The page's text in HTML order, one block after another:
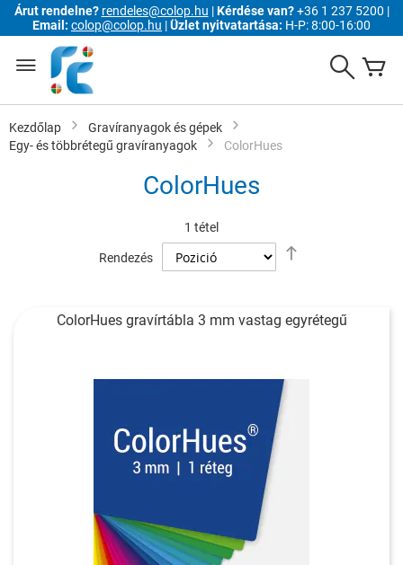
Árut rendelne? rendeles@colop.hu |Kérdése van?+36 1 237 5200 |
Email: colop@colop.hu |Üzlet nyitvatartása: H-P: 8:00-16:00
Search
Kezdőlap
Gravíranyagok és gépek
Egy- és többrétegű gravíranyagok
ColorHues
ColorHues
1 tétel
Rendezés
ColorHues gravírtábla 3 mm vastag egyrétegű